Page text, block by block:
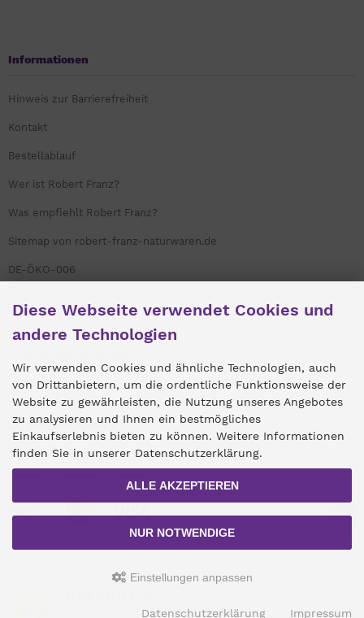
Informationen
Hinweis zur Barrierefreiheit
Kontakt
Bestellablauf
Wer ist Robert Franz?
Was empfiehlt Robert Franz?
Sitemap von robert-franz-naturwaren.de
DE-ÖKO-006
Umweltengagement
Zahlungsmethoden
Preise entsprechen dem bisherigen Preis bei Robert Franz Naturwaren.
Diese Webseite verwendet Cookies und
andere Technologien
Wir verwenden Cookies und ähnliche Technologien, auch
von Drittanbietern, um die ordentliche Funktionsweise der
Website zu gewährleisten, die Nutzung unseres Angebotes
zu analysieren und Ihnen ein bestmögliches
Einkaufserlebnis bieten zu können. Weitere Informationen
finden Sie in unserer Datenschutzerklärung.
ALLE AKZEPTIEREN
NUR NOTWENDIGE
Einstellungen anpassen
Datenschutzerklärung Impressum
Bewertungen bei: shopvote.de ⓘ